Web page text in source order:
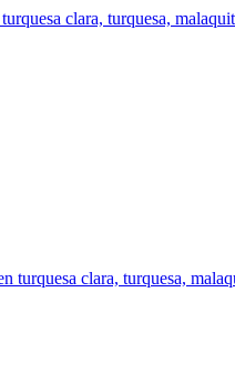
clara, turquesa,
turquesa clara, turquesa,